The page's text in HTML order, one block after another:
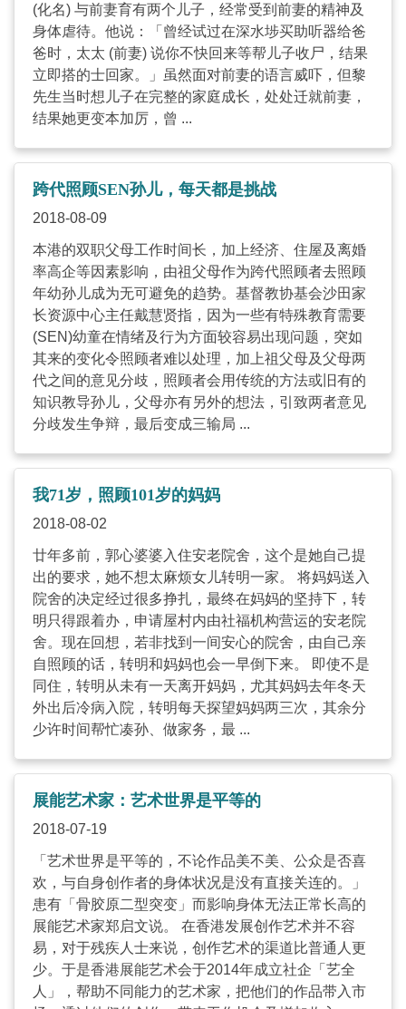
(化名) 与前妻育有两个儿子，经常受到前妻的精神及
身体虐待。他说：「曾经试过在深水埗买助听器给爸
爸时，太太 (前妻) 说你不快回来等帮儿子收尸，结果
立即搭的士回家。」虽然面对前妻的语言威吓，但黎
先生当时想儿子在完整的家庭成长，处处迁就前妻，
结果她更变本加厉，曾 ...
跨代照顾SEN孙儿，每天都是挑战
2018-08-09
本港的双职父母工作时间长，加上经济、住屋及离婚
率高企等因素影响，由祖父母作为跨代照顾者去照顾
年幼孙儿成为无可避免的趋势。基督教协基会沙田家
长资源中心主任戴慧贤指，因为一些有特殊教育需要
(SEN)幼童在情绪及行为方面较容易出现问题，突如
其来的变化令照顾者难以处理，加上祖父母及父母两
代之间的意见分歧，照顾者会用传统的方法或旧有的
知识教导孙儿，父母亦有另外的想法，引致两者意见
分歧发生争辩，最后变成三输局 ...
我71岁，照顾101岁的妈妈
2018-08-02
廿年多前，郭心婆婆入住安老院舍，这个是她自己提
出的要求，她不想太麻烦女儿转明一家。 将妈妈送入
院舍的决定经过很多挣扎，最终在妈妈的坚持下，转
明只得跟着办，申请屋村内由社福机构营运的安老院
舍。现在回想，若非找到一间安心的院舍，由自己亲
自照顾的话，转明和妈妈也会一早倒下来。 即使不是
同住，转明从未有一天离开妈妈，尤其妈妈去年冬天
外出后冷病入院，转明每天探望妈妈两三次，其余分
少许时间帮忙凑孙、做家务，最 ...
展能艺术家：艺术世界是平等的
2018-07-19
「艺术世界是平等的，不论作品美不美、公众是否喜
欢，与自身创作者的身体状况是没有直接关连的。」
患有「骨胶原二型突变」而影响身体无法正常长高的
展能艺术家郑启文说。 在香港发展创作艺术并不容
易，对于残疾人士来说，创作艺术的渠道比普通人更
少。于是香港展能艺术会于2014年成立社企「艺全
人」，帮助不同能力的艺术家，把他们的作品带入市